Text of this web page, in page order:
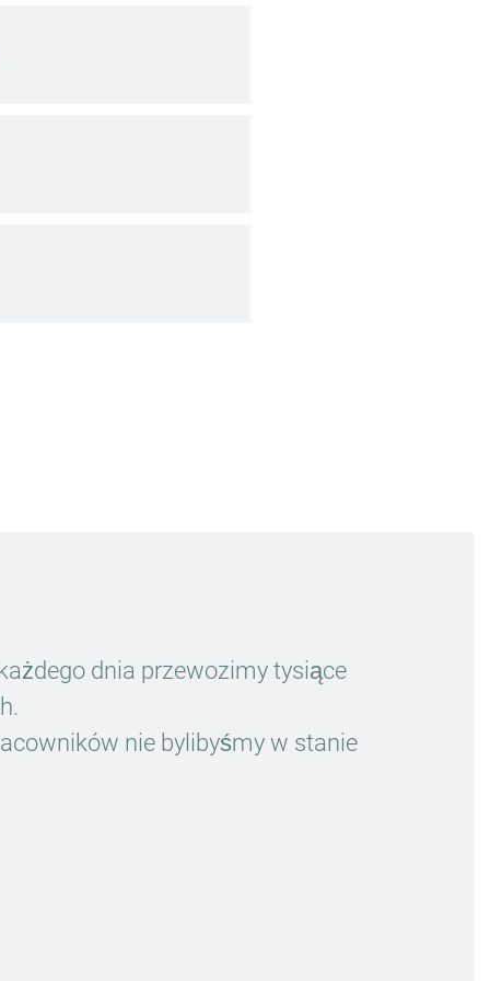
dnia przewozimy tysiące
nie bylibyśmy w stanie